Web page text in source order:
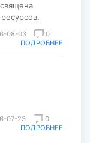
08-03
0
ПОДРОБНЕЕ
07-23
0
ПОДРОБНЕЕ